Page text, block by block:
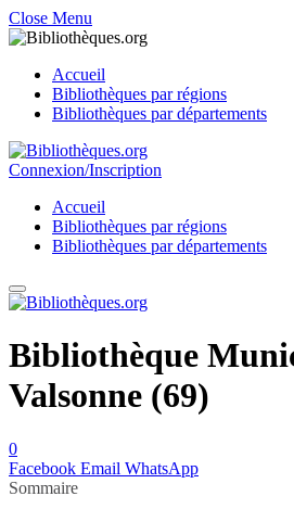
Close Menu
Accueil
Bibliothèques par régions
Bibliothèques par départements
Connexion/Inscription
Accueil
Bibliothèques par régions
Bibliothèques par départements
Bibliothèque
Valsonne (69)
0
Facebook Email WhatsApp
Sommaire